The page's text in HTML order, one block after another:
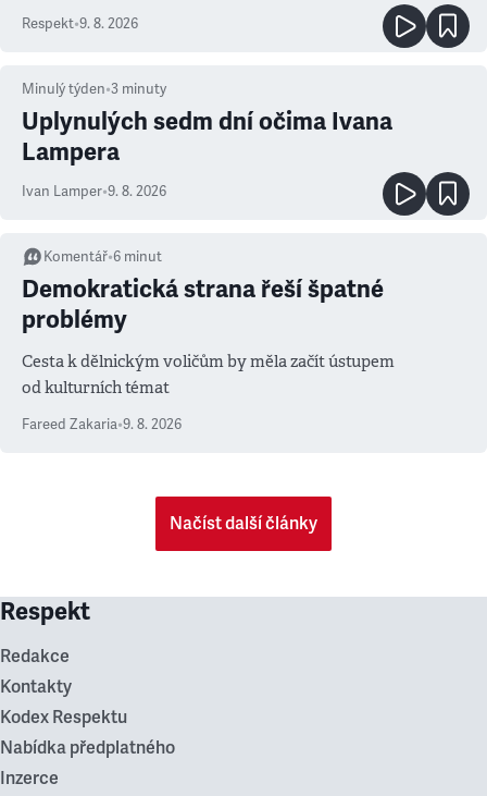
Respekt•9. 8. 2026
Minulý týden•3 minuty
Uplynulých sedm dní očima Ivana
Lampera
Ivan Lamper•9. 8. 2026
Komentář•6 minut
Demokratická strana řeší špatné
problémy
Cesta k dělnickým voličům by měla začít ústupem
od kulturních témat
Fareed Zakaria•9. 8. 2026
Načíst další články
Respekt
Redakce
Kontakty
Kodex Respektu
Nabídka předplatného
Inzerce